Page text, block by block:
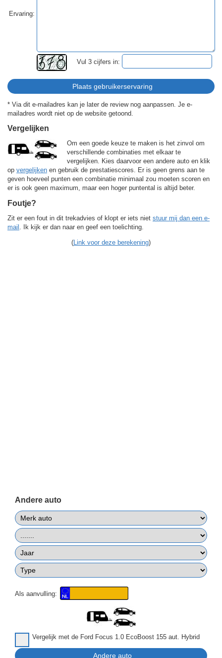
Ervaring:
Vul 3 cijfers in:
* Via dit e-mailadres kan je later de review nog aanpassen. Je e-
mailadres wordt niet op de website getoond.
Vergelijken
Om een goede keuze te maken is het zinvol om
verschillende combinaties met elkaar te
vergelijken. Kies daarvoor een andere auto en klik
op vergelijken en gebruik de prestatiescores. Er is geen grens aan te
geven hoeveel punten een combinatie minimaal zou moeten scoren en
er is ook geen maximum, maar een hoger puntental is altijd beter.
Foutje?
Zit er een fout in dit trekadvies of klopt er iets niet stuur mij dan een e-
mail
. Ik kijk er dan naar en geef een toelichting.
( Link voor deze berekening)
Andere auto
Als aanvulling:
Vergelijk met de Ford Focus 1.0 EcoBoost 155 aut. Hybrid